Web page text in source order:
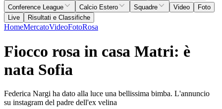
Conference League
Calcio Estero Squadre Video
Foto
Live
Risultati e Classifiche
HomeMercatoVideoFotoRosa
Fiocco rosa in casa Matri: è
nata Sofia
Federica Nargi ha dato alla luce una bellissima bimba. L'annuncio
su instagram del padre dell'ex velina